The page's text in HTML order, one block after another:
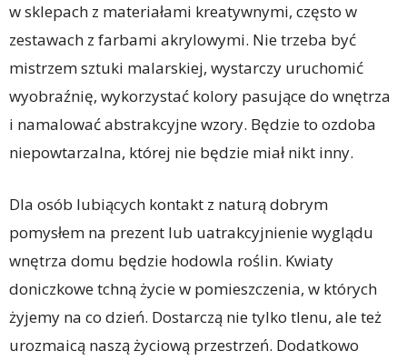
w sklepach z materiałami kreatywnymi, często w
zestawach z farbami akrylowymi. Nie trzeba być
mistrzem sztuki malarskiej, wystarczy uruchomić
wyobraźnię, wykorzystać kolory pasujące do wnętrza
i namalować abstrakcyjne wzory. Będzie to ozdoba
niepowtarzalna, której nie będzie miał nikt inny.
Dla osób lubiących kontakt z naturą dobrym
pomysłem na prezent lub uatrakcyjnienie wyglądu
wnętrza domu będzie hodowla roślin. Kwiaty
doniczkowe tchną życie w pomieszczenia, w których
żyjemy na co dzień. Dostarczą nie tylko tlenu, ale też
urozmaicą naszą życiową przestrzeń. Dodatkowo